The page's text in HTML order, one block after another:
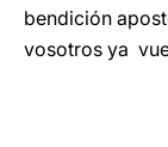
bendición
vosotros ya